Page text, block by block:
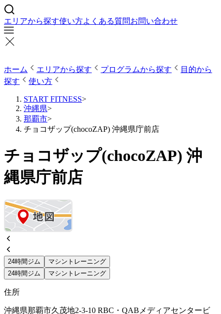
エリアから探す使い方よくある質問お問い合わせ
ホーム エリアから探す プログラムから探す
目的から
探す
使い方
START FITNESS>
沖縄県>
那覇市>
チョコザップ(chocoZAP) 沖縄県庁前店
チョコザップ(chocoZAP) 沖
縄県庁前店
24時間ジム
マシントレーニング
24時間ジム
マシントレーニング
住所
沖縄県那覇市久茂地2-3-10 RBC・QABメディアセンタービ